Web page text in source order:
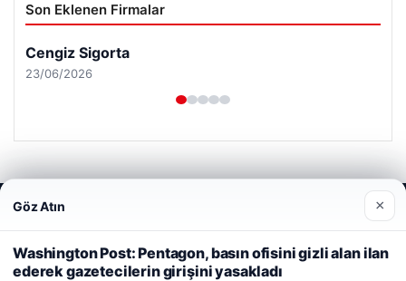
Son Eklenen Firmalar
Cengiz Sigorta
23/06/2026
Web sitemizi nasıl kullandığınızı daha iyi anlayabilmek,
deneyiminizi kişiselleştirmek ve geliştirmek amacıyla çerezler
kullanıyoruz.
Çerez Politikamız
Reddet Kabul Et
Göz Atın ×
Washington Post: Pentagon, basın ofisini gizli alan ilan
ederek gazetecilerin girişini yasakladı
malta work and study|lemagrup.com.tr